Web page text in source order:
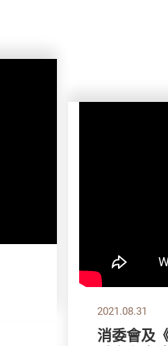
2021.08.31
消委會及